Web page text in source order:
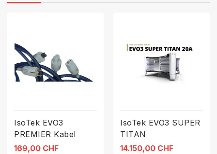
IsoTek EVO3
PREMIER Kabel
169,00 CHF
IsoTek EVO3 SUPER
TITAN
14.150,00 CHF